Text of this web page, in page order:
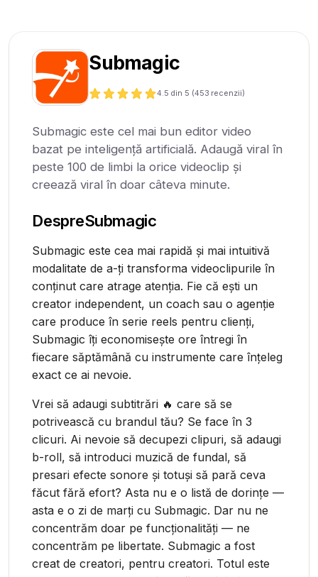
Submagic
4.5 din 5 (453 recenzii)
Submagic este cel mai bun editor video
bazat pe inteligență artificială. Adaugă viral în
peste 100 de limbi la orice videoclip și
creează viral în doar câteva minute.
DespreSubmagic
Submagic este cea mai rapidă și mai intuitivă
modalitate de a-ți transforma videoclipurile în
conținut care atrage atenția. Fie că ești un
creator independent, un coach sau o agenție
care produce în serie reels pentru clienți,
Submagic îți economisește ore întregi în
fiecare săptămână cu instrumente care înțeleg
exact ce ai nevoie.
Vrei să adaugi subtitrări 🔥 care să se
potrivească cu brandul tău? Se face în 3
clicuri. Ai nevoie să decupezi clipuri, să adaugi
b-roll, să introduci muzică de fundal, să
presari efecte sonore și totuși să pară ceva
făcut fără efort? Asta nu e o listă de dorințe —
asta e o zi de marți cu Submagic. Dar nu ne
concentrăm doar pe funcționalități — ne
concentrăm pe libertate. Submagic a fost
creat de creatori, pentru creatori. Totul este